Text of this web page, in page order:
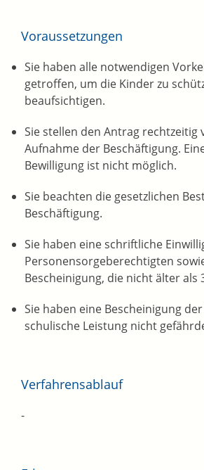
Voraussetzungen
Sie haben alle notwendigen
getroffen, um die Kinder zu
beaufsichtigen.
Sie stellen den Antrag rechtzeitig
Aufnahme der Beschäftigung.
Bewilligung ist nicht möglich.
Sie beachten die gesetzlichen
Beschäftigung.
Sie haben eine schriftliche
Personensorgeberechtigten
Bescheinigung, die nicht älter als
Sie haben eine Bescheinigung
schulische Leistung nicht
Verfahrensablauf
-